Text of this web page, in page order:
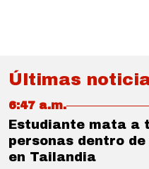
Últimas
6:47 a.m.
Estudiante mata a
personas dentro
en Tailandia